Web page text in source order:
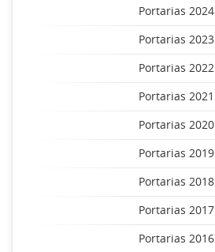
Portarias 2024
Portarias 2023
Portarias 2022
Portarias 2021
Portarias 2020
Portarias 2019
Portarias 2018
Portarias 2017
Portarias 2016